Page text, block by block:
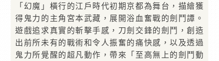
「幻魔」橫行的江戶時代初期京都為舞台，描繪獲
得鬼力的主角宮本武藏，展開浴血奮戰的劍鬥譚。
遊戲追求真實的斬擊手感，刀劍交鋒的劍鬥，創造
出前所未有的戰術和令人振奮的痛快感，以及透過
鬼力所覺醒的超凡動作，帶來「至高無上的劍鬥動